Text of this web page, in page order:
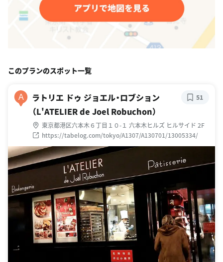
このプランのスポット一覧
A
ラトリエ ドゥ ジョエル・ロブション
（L'ATELIER de Joel Robuchon）
東京都港区六本木６丁目１０-１ 六本木ヒルズ ヒルサイド 2F
https://tabelog.com/tokyo/A1307/A130701/13005334/
51